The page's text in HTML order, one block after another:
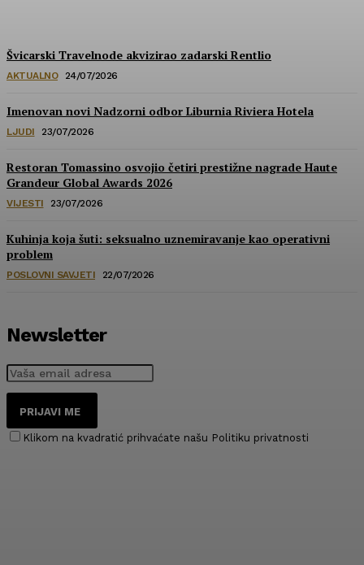
Švicarski Travelnode akvizirao zadarski Rentlio
AKTUALNO 24/07/2026
Imenovan novi Nadzorni odbor Liburnia Riviera Hotela
LJUDI 23/07/2026
Restoran Tomassino osvojio četiri prestižne nagrade Haute
Grandeur Global Awards 2026
VIJESTI 23/07/2026
Kuhinja koja šuti: seksualno uznemiravanje kao operativni
problem
POSLOVNI SAVJETI 22/07/2026
Newsletter
PRIJAVI ME
Klikom na kvadratić prihvaćate našu Politiku privatnosti